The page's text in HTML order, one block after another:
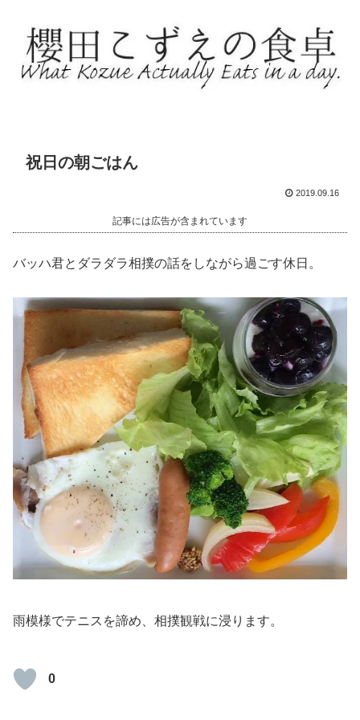
祝日の朝ごはん
2019.09.16
記事には広告が含まれています
バッハ君とダラダラ相撲の話をしながら過ごす休日。
雨模様でテニスを諦め、相撲観戦に浸ります。
0